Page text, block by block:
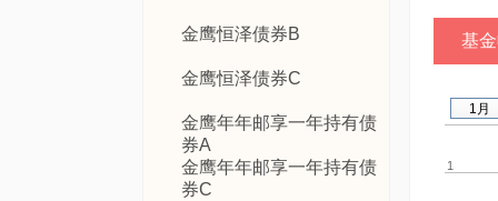
金鹰恒泽债券B
金鹰恒泽债券C
金鹰年年邮享一年持有债
券A
金鹰年年邮享一年持有债
券C
基
1
1月